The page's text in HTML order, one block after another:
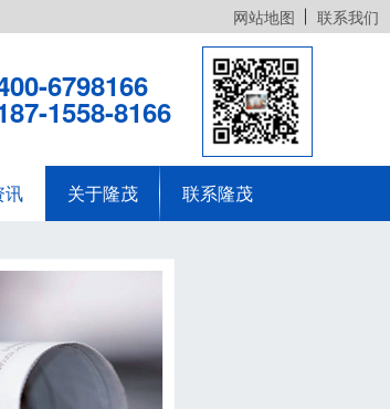
网站地图 联系我们
6798166
1558-8166
讯 关于隆茂 联系隆茂